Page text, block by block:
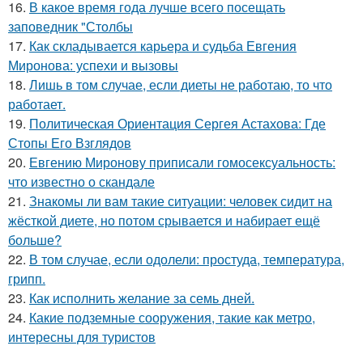
16. В какое время года лучше всего посещать
заповедник "Столбы
17. Как складывается карьера и судьба Евгения
Миронова: успехи и вызовы
18. Лишь в том случае, если диеты не работаю, то что
работает.
19. Политическая Ориентация Сергея Астахова: Где
Стопы Его Взглядов
20. Евгению Миронову приписали гомосексуальность:
что известно о скандале
21. Знакомы ли вам такие ситуации: человек сидит на
жёсткой диете, но потом срывается и набирает ещё
больше?
22. В том случае, если одолели: простуда, температура,
грипп.
23. Как исполнить желание за семь дней.
24. Какие подземные сооружения, такие как метро,
интересны для туристов